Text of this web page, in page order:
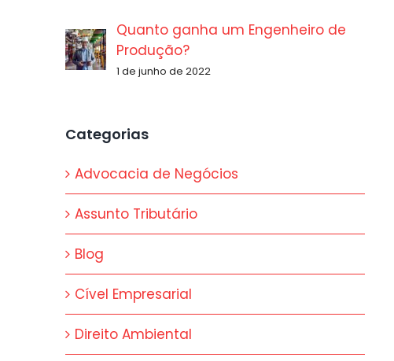
Quanto ganha um Engenheiro de
Produção?
1 de junho de 2022
Categorias
Advocacia de Negócios
Assunto Tributário
Blog
Cível Empresarial
Direito Ambiental